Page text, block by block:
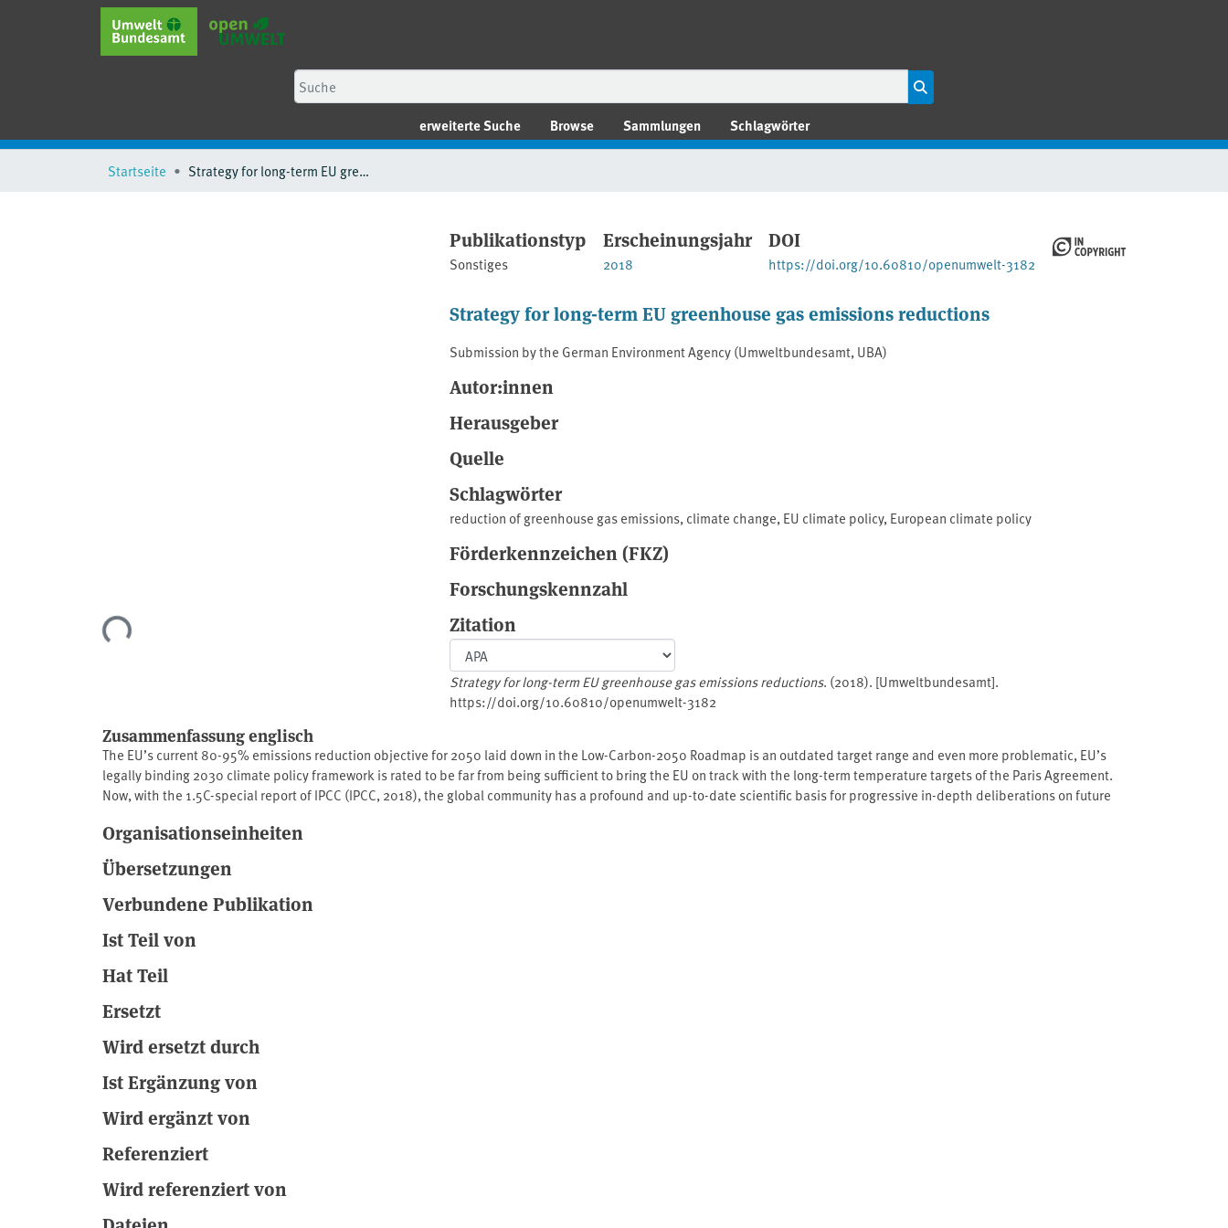
erweiterte Suche Browse Sammlungen Schlagwörter
Startseite Strategy for long-term EU greenhouse gas emissions reductions
Lade...
Publikationstyp
Sonstiges
Erscheinungsjahr
2018
DOI
https://doi.org/10.60810/openumwelt-3182
Strategy for long-term EU greenhouse gas emissions reductions
Submission by the German Environment Agency (Umweltbundesamt, UBA)
Autor:innen
Herausgeber
Quelle
Schlagwörter
reduction of greenhouse gas emissions, climate change, EU climate policy, European climate policy
Förderkennzeichen (FKZ)
Forschungskennzahl
Zitation
Strategy for long-term EU greenhouse gas emissions reductions. (2018). [Umweltbundesamt].
https://doi.org/10.60810/openumwelt-3182
Zusammenfassung englisch
The EU’s current 80-95% emissions reduction objective for 2050 laid down in the Low-Carbon-2050 Roadmap is an outdated target range and even more problematic, EU’s
legally binding 2030 climate policy framework is rated to be far from being sufficient to bring the EU on track with the long-term temperature targets of the Paris Agreement.
Now, with the 1.5C-special report of ⁠IPCC⁠ (IPCC, 2018), the global community has a profound and up-to-date scientific basis for progressive in-depth deliberations on future
respective mid-century long-term climate strategy. Within a public consultation ⁠UBA⁠ provided recently its submission on key priorities relevant for the new EU strategy.
Organisationseinheiten
Übersetzungen
Verbundene Publikation
Ist Teil von
Hat Teil
Ersetzt
Wird ersetzt durch
Ist Ergänzung von
Wird ergänzt von
Referenziert
Wird referenziert von